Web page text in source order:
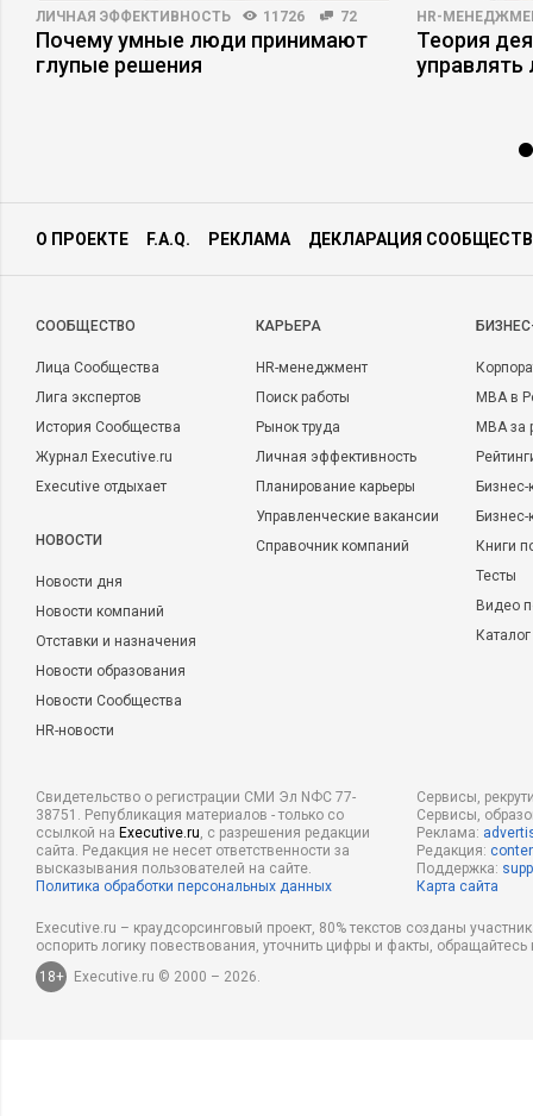
ЛИЧНАЯ ЭФФЕКТИВНОСТЬ 11726 72
Почему умные люди принимают
глупые решения
HR-
Теория
О ПРОЕКТЕ F.A.Q. РЕКЛАМА ДЕКЛАРАЦИЯ
CООБЩЕСТВО
Лица Сообщества
Лига экспертов
История Сообщества
Журнал Executive.ru
Executive отдыхает
НОВОСТИ
Новости дня
Новости компаний
Отставки и назначения
Новости образования
Новости Сообщества
HR-новости
КАРЬЕРА
HR-менеджмент
Поиск работы
Рынок труда
Личная эффективность
Планирование карьеры
Управленческие вакансии
Справочник компаний
MBA в
MBA
Бизнес-
Книги
Тесты
Видео
Свидетельство о регистрации СМИ Эл NФС 77-
38751. Републикация материалов - только со
ссылкой на Executive.ru, с разрешения редакции
сайта. Редакция не несет ответственности за
высказывания пользователей на сайте.
Политика обработки персональных данных
Сервисы,
Сервисы,
Реклама:
Редакция:
Поддержка:
Карта сайта
Executive.ru – краудсорсинговый проект, 80% текстов созданы
оспорить логику повествования, уточнить цифры и факты,
18+
Executive.ru © 2000 – 2026.